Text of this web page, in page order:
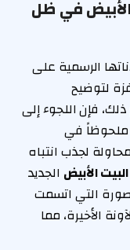
في ظل
الرسمية على
لتوضيح
فإن اللجوء إلى
ملحوظاً في
لجذب انتباه
الأبيض الجديد
التي اتسمت
الأخيرة، مما